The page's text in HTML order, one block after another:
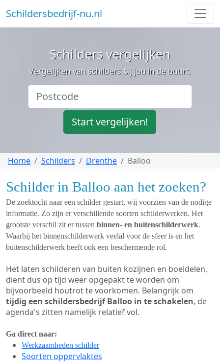
Schildersbedrijf-nu.nl
Schilders vergelijken
Vergelijken van schilders bij jou in de buurt.
Start vergelijken!
Home Schilders Drenthe Balloo
Schilder in Balloo aan het zoeken?
De zoektocht naar een schilder gestart, wij voorzien van de nodige
informatie. Zo zijn er verschillende soorten schilderwerken. Het
grootste verschil zit er tussen binnen- en buitenschilderwerk.
Waarbij het binnenschilderwerk veelal voor de sfeer is en het
buitenschilderwerk heeft ook een beschermende rol.
Het laten schilderen van buiten kozijnen en boeidelen,
dient dus op tijd weer opgepakt te worden om
bijvoorbeeld houtrot te voorkomen. Belangrijk om
tijdig een schildersbedrijf Balloo in te schakelen, de
agenda's zitten namelijk relatief vol.
Ga direct naar:
Werkzaamheden schilder
Soorten oppervlaktes